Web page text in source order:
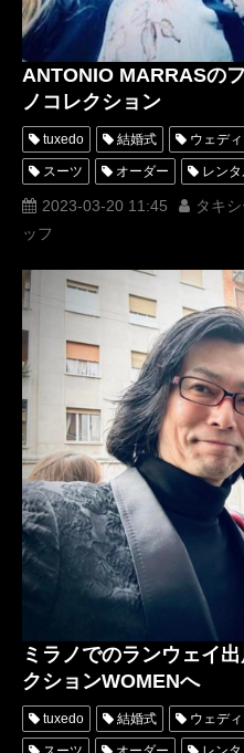
ANTONIO MARRASの
ノコレクション
tuxedo 結婚式 ウェデ
スーツ オーダー レン
レンタルタキシード ロッソ
オーダータキシード東京
新郎衣装 レンタルタキシー
レンタルタキシード名古屋
タキシードオーダー東京 タ
タキシード靴 青山 イタ
Milano
MUNETAKAYOKOYAMAcouture
milanocollection オーダータ
レンタルタキシード横浜
2023-03-20 11:45
タキ
ッフ
ミラノでのランウェイ
クションWOMENへ
tuxedo 結婚式 ウェデ